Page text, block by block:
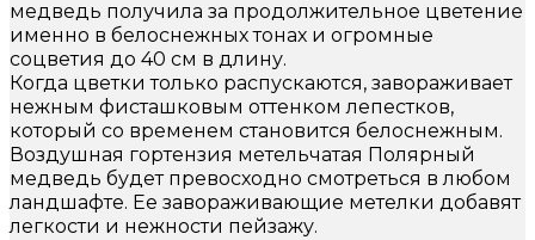
медведь получила за продолжительное цветение
именно в белоснежных тонах и огромные
соцветия до 40 см в длину.
Когда цветки только распускаются, завораживает
нежным фисташковым оттенком лепестков,
который со временем становится белоснежным.
Воздушная гортензия метельчатая Полярный
медведь будет превосходно смотреться в любом
ландшафте. Ее завораживающие метелки добавят
легкости и нежности пейзажу.